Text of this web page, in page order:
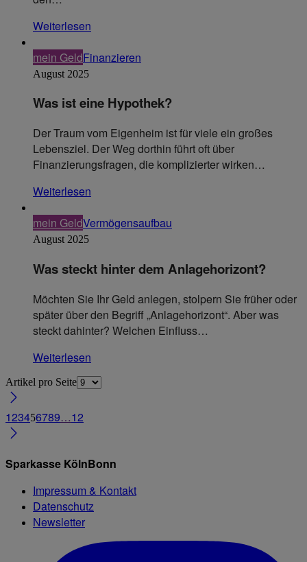
Weiterlesen
mein GeldFinanzieren
August 2025
Was ist eine Hypothek?
Der Traum vom Eigenheim ist für viele ein großes
Lebensziel. Der Weg dorthin führt oft über
Finanzierungsfragen, die komplizierter wirken…
Weiterlesen
mein GeldVermögensaufbau
August 2025
Was steckt hinter dem Anlagehorizont?
Möchten Sie Ihr Geld anlegen, stolpern Sie früher oder
später über den Begriff „Anlagehorizont“. Aber was
steckt dahinter? Welchen Einfluss…
Weiterlesen
Artikel pro Seite
123456789…12
Sparkasse KölnBonn
Impressum & Kontakt
Datenschutz
Newsletter